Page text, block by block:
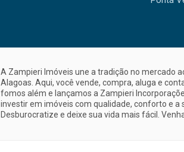
A Zampieri Imóveis une a tradição no mercado
Alagoas. Aqui, você vende, compra, aluga e
fomos além e lançamos a Zampieri
investir em imóveis com qualidade, conforto e
Desburocratize e deixe sua vida mais fácil.